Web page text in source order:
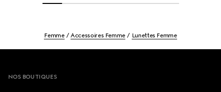
Femme Accessoires Femme Lunettes Femme
NOS BOUTIQUES